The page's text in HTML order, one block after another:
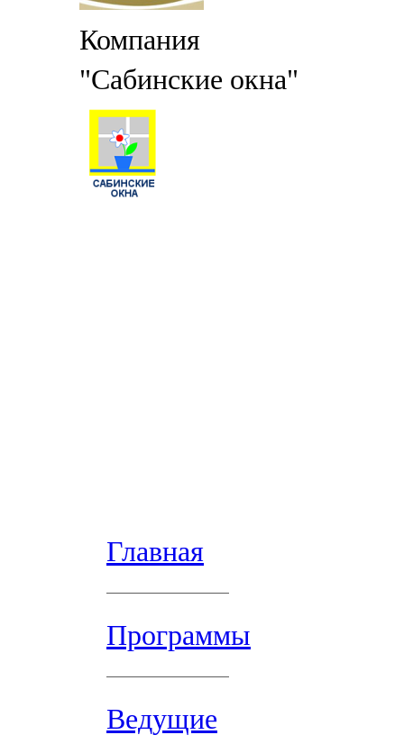
Компания
"Сабинские окна"
Главная
Программы
Ведущие